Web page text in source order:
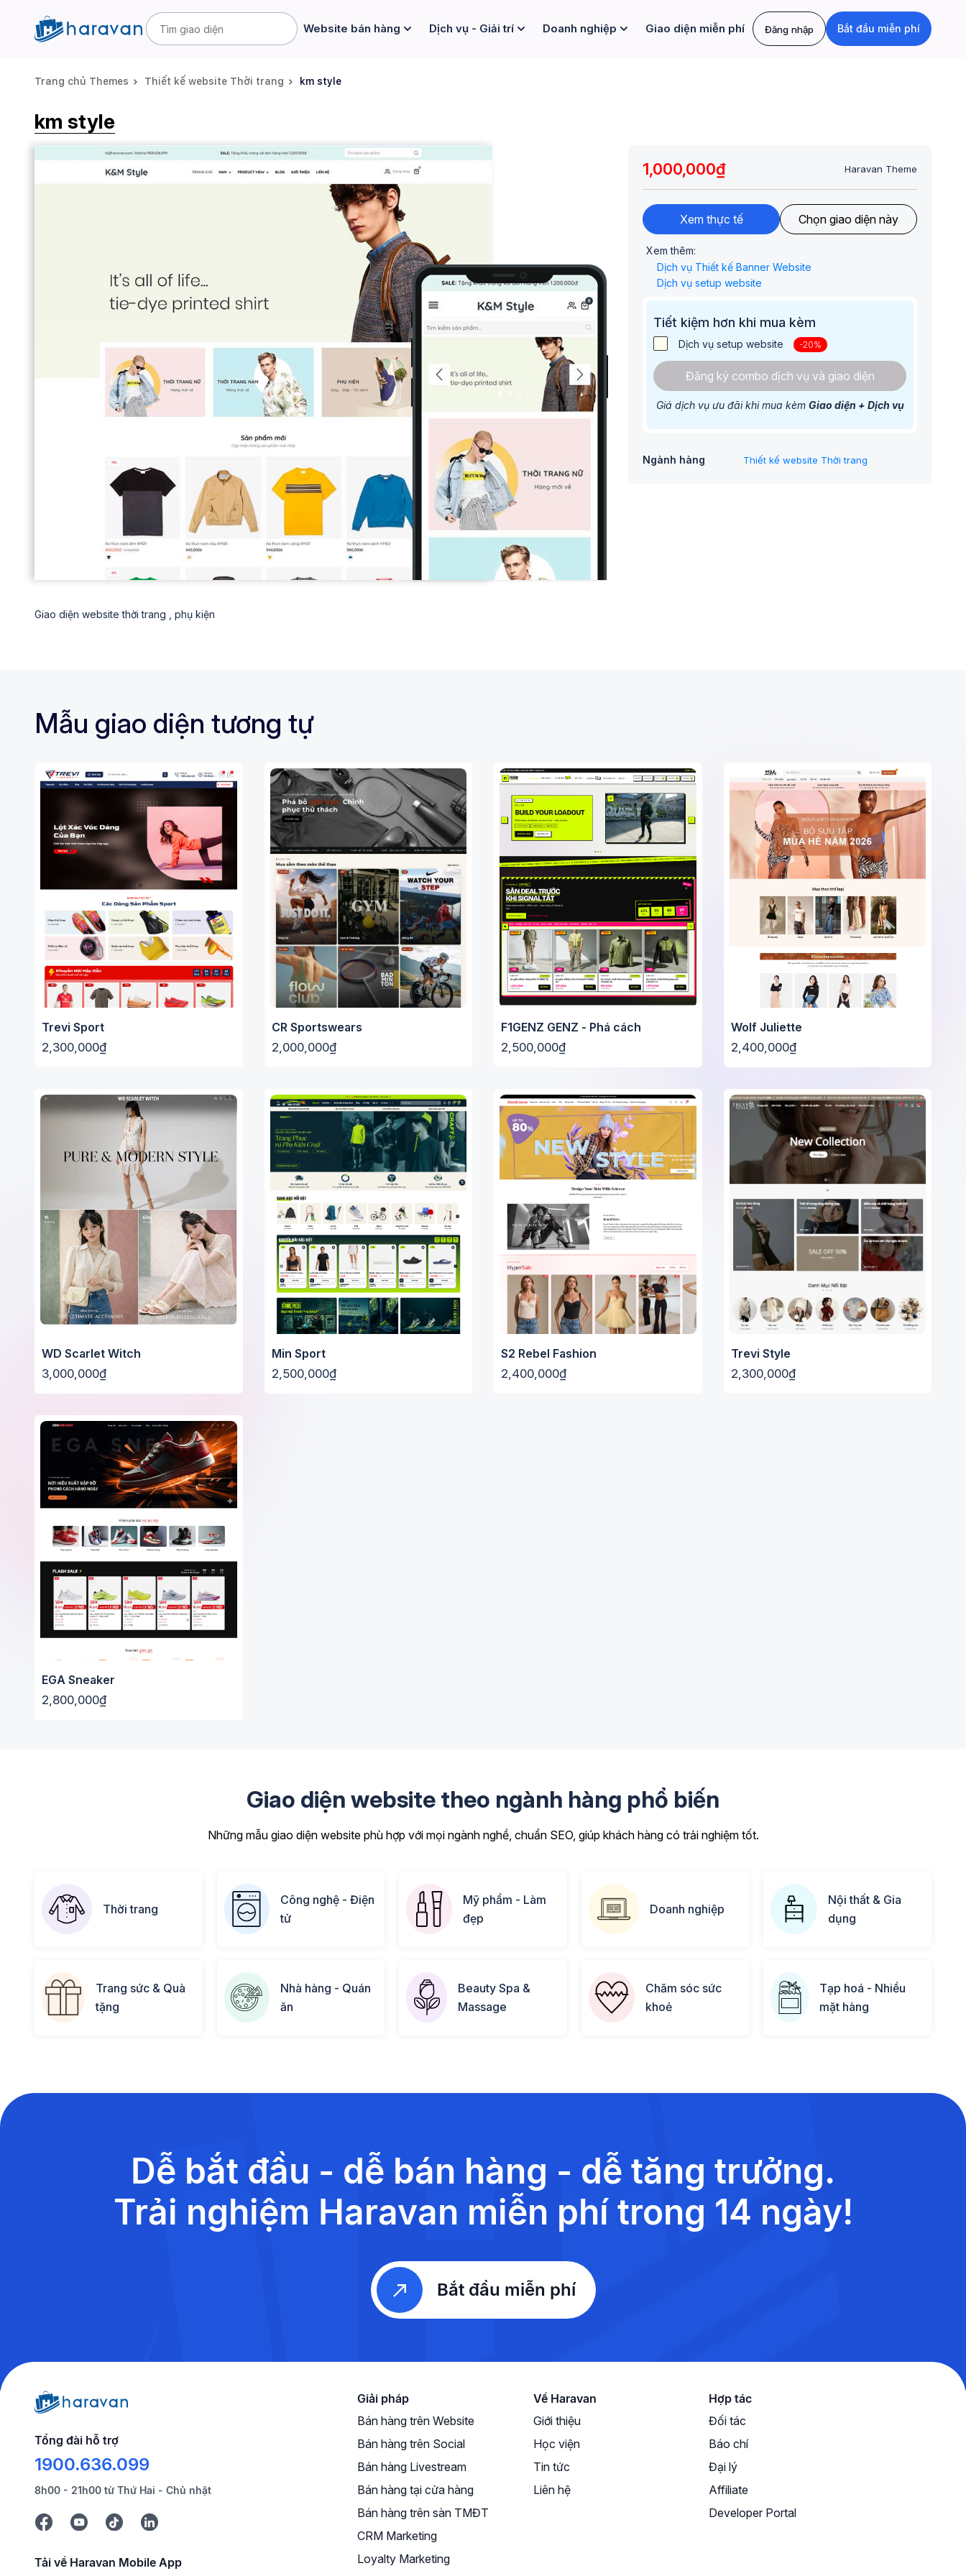
Website bán hàng Dịch vụ - Giải trí Doanh nghiệp Giao diện miễn phí Đăng nhập Bắt đầu miễn phí
Trang chủ Themes Thiết kế website Thời trang km style
km style
Giao diện website thời trang , phụ kiện
1,000,000₫ Haravan Theme
Xem thực tế Chọn giao diện này
Xem thêm:
Dịch vụ Thiết kế Banner Website
Dịch vụ setup website
Tiết kiệm hơn khi mua kèm
Dịch vụ setup website -20%
Đăng ký combo dịch vụ và giao diện
Giá dịch vụ ưu đãi khi mua kèm Giao diện + Dịch vụ
Ngành hàng Thiết kế website Thời trang
Mẫu giao diện tương tự
Trevi Sport
2,300,000₫
CR Sportswears
2,000,000₫
F1GENZ GENZ - Phá cách
2,500,000₫
Wolf Juliette
2,400,000₫
WD Scarlet Witch
3,000,000₫
Min Sport
2,500,000₫
S2 Rebel Fashion
2,400,000₫
Trevi Style
2,300,000₫
EGA Sneaker
2,800,000₫
Giao diện website theo ngành hàng phổ biến
Những mẫu giao diện website phù hợp với mọi ngành nghề, chuẩn SEO, giúp khách hàng có trải nghiệm tốt.
Thời trang
Công nghệ - Điện
tử
Mỹ phẩm - Làm
đẹp
Doanh nghiệp
Nội thất & Gia
dụng
Trang sức & Quà
tặng
Nhà hàng - Quán
ăn
Beauty Spa &
Massage
Chăm sóc sức
khoẻ
Tạp hoá - Nhiều
mặt hàng
Dễ bắt đầu - dễ bán hàng - dễ tăng trưởng.
Trải nghiệm Haravan miễn phí trong 14 ngày!
Bắt đầu miễn phí
Tổng đài hỗ trợ
1900.636.099
8h00 - 21h00 từ Thứ Hai - Chủ nhật
Tải về Haravan Mobile App
Giải pháp
Bán hàng trên Website
Bán hàng trên Social
Bán hàng Livestream
Bán hàng tại cửa hàng
Bán hàng trên sàn TMĐT
CRM Marketing
Loyalty Marketing
Về Haravan
Giới thiệu
Học viện
Tin tức
Liên hệ
Hợp tác
Đối tác
Báo chí
Đại lý
Affiliate
Developer Portal